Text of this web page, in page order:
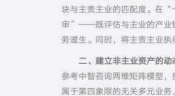
块与主责主业的匹配度。在“
审”——既评估与主业的产业
务滋生。同时，将主责主业
二、建立非主业资产的动
参考中智咨询两维矩阵模型
属于第四象限的无关多元业